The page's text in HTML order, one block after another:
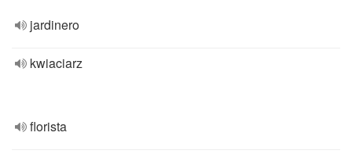
jardinero
kwiaciarz
florista